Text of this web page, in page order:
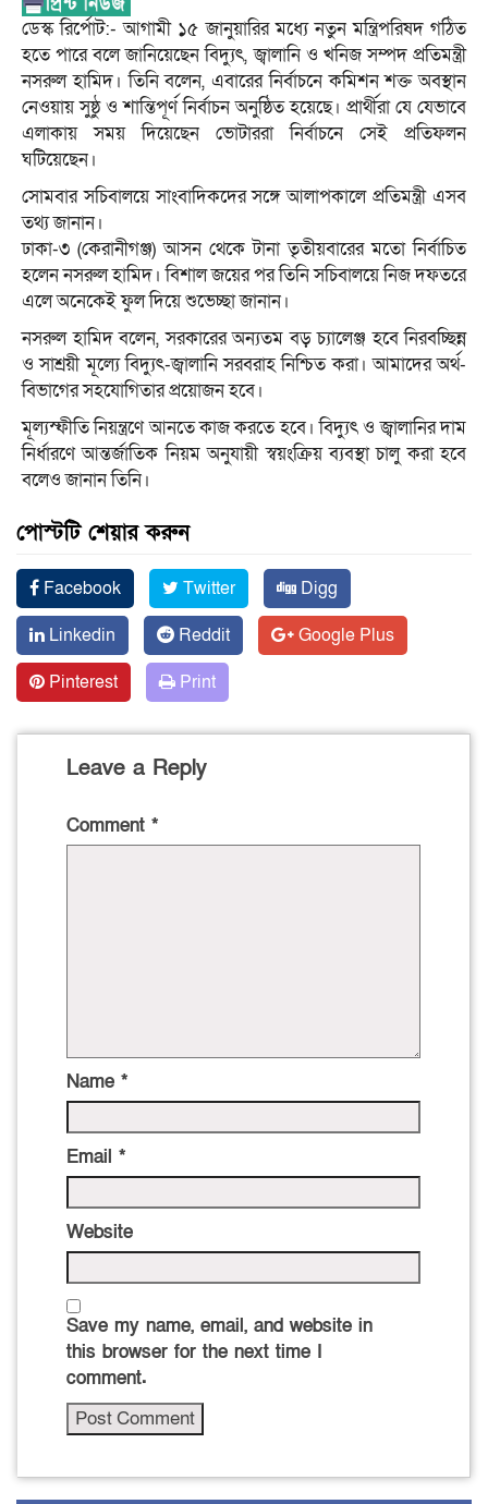
ডেস্ক রির্পোট:- আগামী ১৫ জানুয়ারির মধ্যে নতুন মন্ত্রিপরিষদ গঠিত
হতে পারে বলে জানিয়েছেন বিদ্যুৎ, জ্বালানি ও খনিজ সম্পদ প্রতিমন্ত্রী
নসরুল হামিদ। তিনি বলেন, এবারের নির্বাচনে কমিশন শক্ত অবস্থান
নেওয়ায় সুষ্ঠু ও শান্তিপূর্ণ নির্বাচন অনুষ্ঠিত হয়েছে। প্রার্থীরা যে যেভাবে
এলাকায় সময় দিয়েছেন ভোটাররা নির্বাচনে সেই প্রতিফলন
ঘটিয়েছেন।
সোমবার সচিবালয়ে সাংবাদিকদের সঙ্গে আলাপকালে প্রতিমন্ত্রী এসব
তথ্য জানান।
ঢাকা-৩ (কেরানীগঞ্জ) আসন থেকে টানা তৃতীয়বারের মতো নির্বাচিত
হলেন নসরুল হামিদ। বিশাল জয়ের পর তিনি সচিবালয়ে নিজ দফতরে
এলে অনেকেই ফুল দিয়ে শুভেচ্ছা জানান।
নসরুল হামিদ বলেন, সরকারের অন্যতম বড় চ্যালেঞ্জ হবে নিরবচ্ছিন্ন
ও সাশ্রয়ী মূল্যে বিদ্যুৎ-জ্বালানি সরবরাহ নিশ্চিত করা। আমাদের অর্থ-
বিভাগের সহযোগিতার প্রয়োজন হবে।
মূল্যস্ফীতি নিয়ন্ত্রণে আনতে কাজ করতে হবে। বিদ্যুৎ ও জ্বালানির দাম
নির্ধারণে আন্তর্জাতিক নিয়ম অনুযায়ী স্বয়ংক্রিয় ব্যবস্থা চালু করা হবে
বলেও জানান তিনি।
পোস্টটি শেয়ার করুন
Facebook Twitter
Digg
Linkedin
Reddit
Google Plus
Pinterest
Print
Leave a Reply
Comment *
Name *
Email *
Website
Save my name, email, and website in
this browser for the next time I
comment.